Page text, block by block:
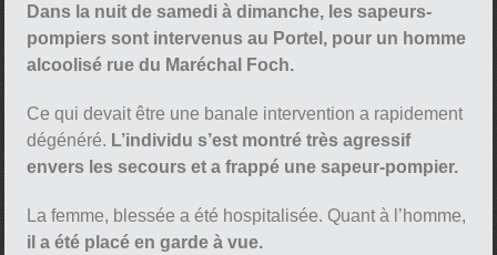
Dans la nuit de samedi à dimanche, les sapeurs-
pompiers sont intervenus au Portel, pour un homme
alcoolisé rue du Maréchal Foch.
Ce qui devait être une banale intervention a rapidement
dégénéré. L’individu s’est montré très agressif
envers les secours et a frappé une sapeur-pompier.
La femme, blessée a été hospitalisée. Quant à l’homme,
il a été placé en garde à vue.